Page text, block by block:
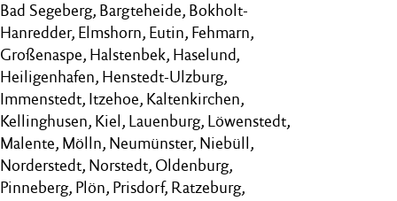
Bad Segeberg, Bargteheide, Bokholt-
Hanredder, Elmshorn, Eutin, Fehmarn,
Großenaspe, Halstenbek, Haselund,
Heiligenhafen, Henstedt-Ulzburg,
Immenstedt, Itzehoe, Kaltenkirchen,
Kellinghusen, Kiel, Lauenburg, Löwenstedt,
Malente, Mölln, Neumünster, Niebüll,
Norderstedt, Norstedt, Oldenburg,
Pinneberg, Plön, Prisdorf, Ratzeburg,